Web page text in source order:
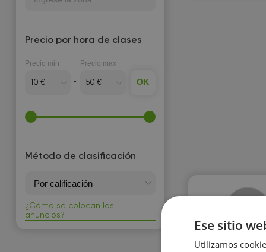
Precio por hora de clases
Precio min Precio max
OK
Método de clasificación
¿Cómo se colocan los
anuncios?
Ese sitio
Utilizamos